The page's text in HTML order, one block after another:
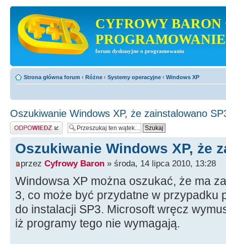
CYFROWY BARON
PROGRAMOWANIE
forum dyskusyjne o programowaniu
Strona główna forum ‹ Różne ‹ Systemy operacyjne ‹ Windows XP
Oszukiwanie Windows XP, że zainstalowano
Odpowiedz
Oszukiwanie Windows XP, że
przez Cyfrowy Baron » środa, 14 lipca 2010, 13:28
Windowsa XP można oszukać, że ma
3, co może być przydatne w przypadku
do instalacji SP3. Microsoft wręcz
iż programy tego nie wymagają.